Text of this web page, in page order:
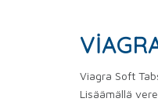
Viagra Soft
Lisäämällä